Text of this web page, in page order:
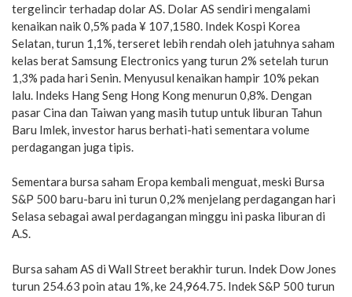
tergelincir terhadap dolar AS. Dolar AS sendiri mengalami
kenaikan naik 0,5% pada ¥ 107,1580. Indek Kospi Korea
Selatan, turun 1,1%, terseret lebih rendah oleh jatuhnya saham
kelas berat Samsung Electronics yang turun 2% setelah turun
1,3% pada hari Senin. Menyusul kenaikan hampir 10% pekan
lalu. Indeks Hang Seng Hong Kong menurun 0,8%. Dengan
pasar Cina dan Taiwan yang masih tutup untuk liburan Tahun
Baru Imlek, investor harus berhati-hati sementara volume
perdagangan juga tipis.
Sementara bursa saham Eropa kembali menguat, meski Bursa
S&P 500 baru-baru ini turun 0,2% menjelang perdagangan hari
Selasa sebagai awal perdagangan minggu ini paska liburan di
A.S.
Bursa saham AS di Wall Street berakhir turun. Indek Dow Jones
turun 254.63 poin atau 1%, ke 24,964.75. Indek S&P 500 turun